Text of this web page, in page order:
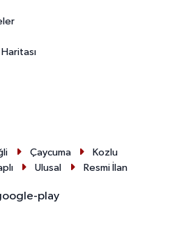
Çaycuma
Kozlu
Ulusal Resmi İlan